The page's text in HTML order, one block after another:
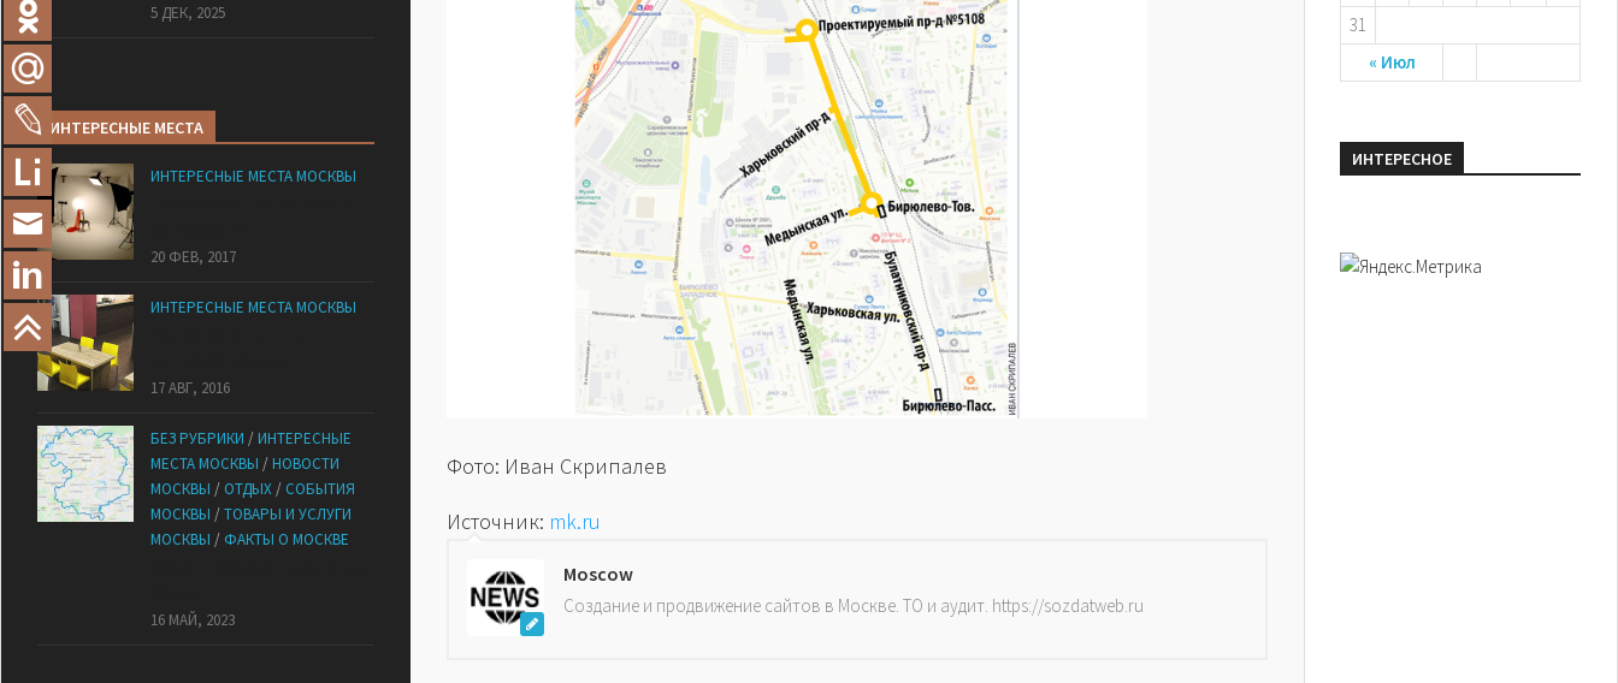
Фото: Иван Скрипалев
Источник: mk.ru
Moscow
Создание и продвижение сайтов в Москве. ТО и аудит. https://sozdatweb.ru
5 ДЕК, 2025
ИНТЕРЕСНЫЕ МЕСТА
ИНТЕРЕСНЫЕ МЕСТА МОСКВЫ
20 ФЕВ, 2017
ИНТЕРЕСНЫЕ МЕСТА МОСКВЫ
17 АВГ, 2016
БЕЗ РУБРИКИ /ИНТЕРЕСНЫЕ
МЕСТА МОСКВЫ /НОВОСТИ
МОСКВЫ / ОТДЫХ / СОБЫТИЯ
МОСКВЫ /ТОВАРЫ И УСЛУГИ
МОСКВЫ / ФАКТЫ О МОСКВЕ
16 МАЙ, 2023
« Июл
31
ИНТЕРЕСНОЕ